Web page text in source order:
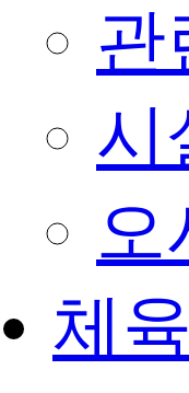
관
시
오
체